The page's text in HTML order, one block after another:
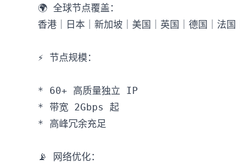
🌍 全球节点覆盖：
香港｜日本｜新加坡｜美国｜英国｜德国｜法
⚡️ 节点规模：
* 60+ 高质量独立 IP
* 带宽 2Gbps 起
* 高峰冗余充足
📡 网络优化：